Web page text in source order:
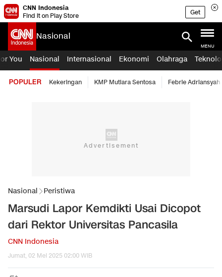
CNN Indonesia
Find it on Play Store
Get
Nasional
MENU
You Nasional Internasional Ekonomi Olahraga
POPULER Kekeringan KMP Mutiara Sentosa Febrie Adriansyah
Nasional Peristiwa
Marsudi Lapor Kemdikti Usai Dicopot
dari Rektor Universitas Pancasila
CNN Indonesia
Jumat, 02 Mei 2025 02:00 WIB